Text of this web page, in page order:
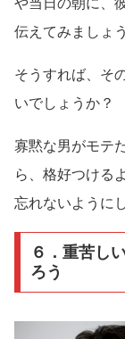
や当日の朝に、
伝えてみましょう
そうすれば、そ
いでしょうか？
寡黙な男がモテ
ら、格好つける
忘れないように
６．重苦し
ろう